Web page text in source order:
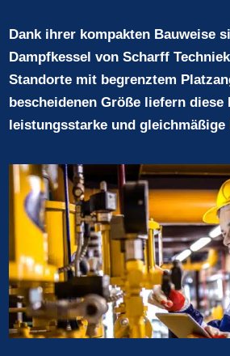
Dank ihrer kompakten Bauweise
Dampfkessel von Scharff
Standorte mit begrenztem
bescheidenen Größe liefern diese
leistungsstarke und